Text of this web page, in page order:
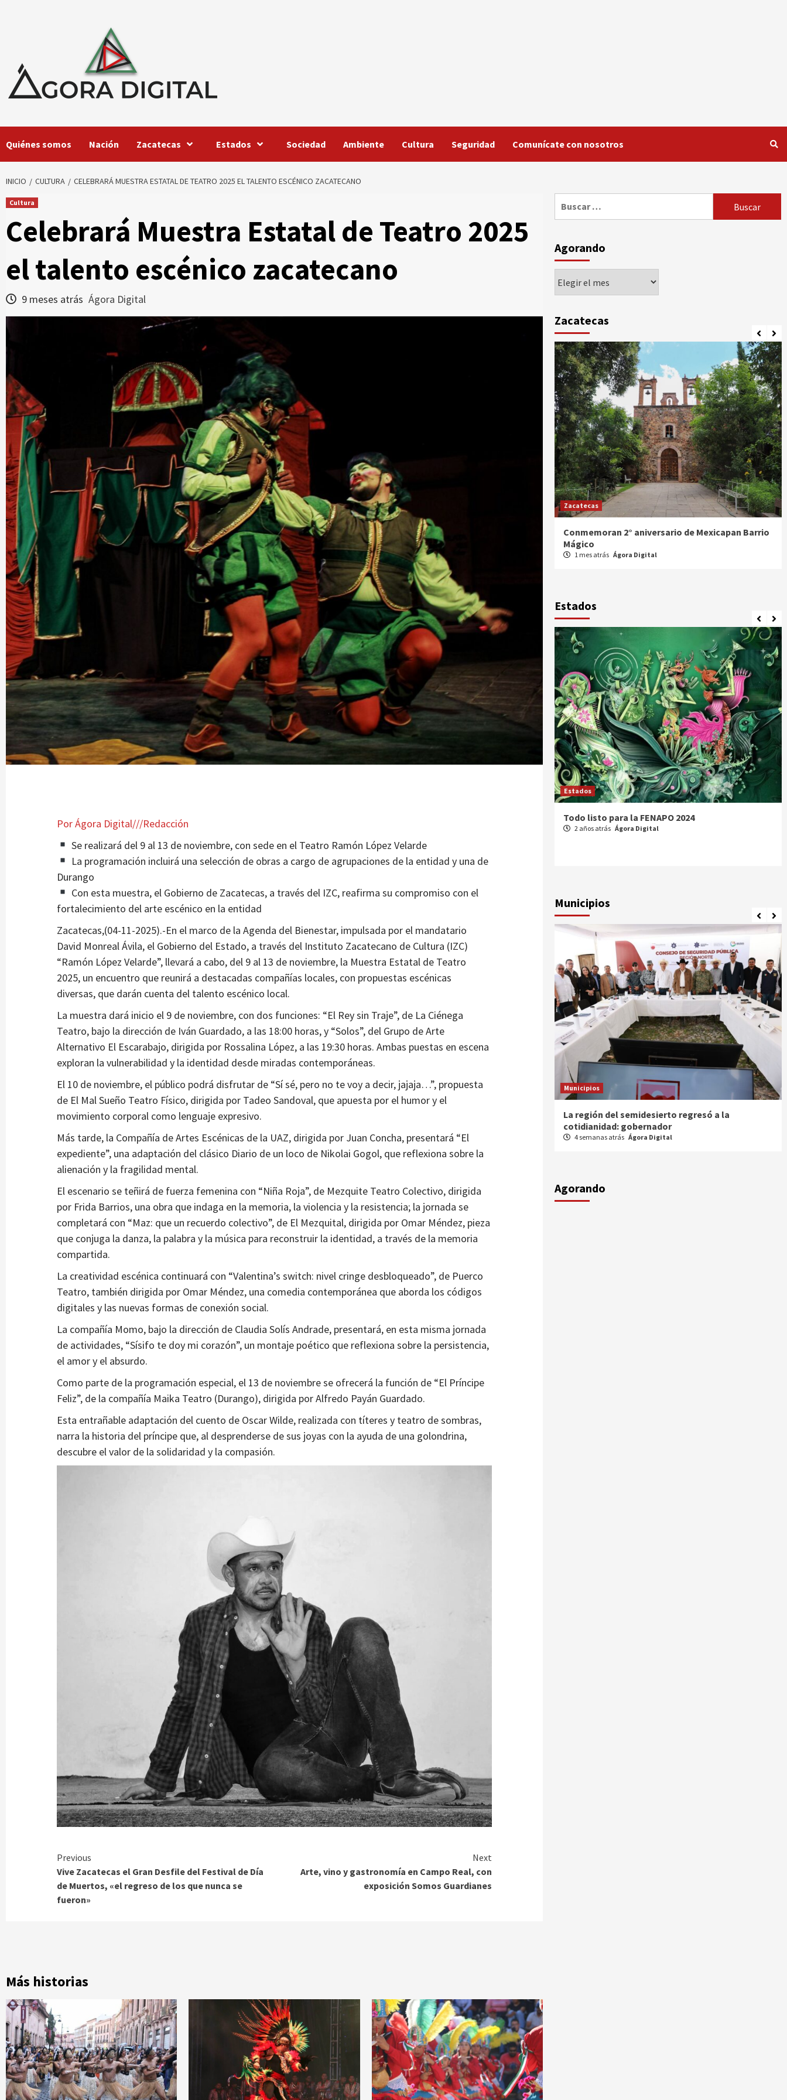
Quiénes somos Nación Zacatecas Estados Sociedad Ambiente Cultura Seguridad Comunícate con nosotros
INICIO CULTURA CELEBRARÁ MUESTRA ESTATAL DE TEATRO 2025 EL TALENTO ESCÉNICO ZACATECANO
Cultura
Celebrará Muestra Estatal de Teatro 2025
el talento escénico zacatecano
9 meses atrás Ágora Digital
Por Ágora Digital///Redacción
Se realizará del 9 al 13 de noviembre, con sede en el Teatro Ramón López Velarde
La programación incluirá una selección de obras a cargo de agrupaciones de la entidad y una de
Durango
Con esta muestra, el Gobierno de Zacatecas, a través del IZC, reafirma su compromiso con el
fortalecimiento del arte escénico en la entidad
Zacatecas,(04-11-2025).-En el marco de la Agenda del Bienestar, impulsada por el mandatario
David Monreal Ávila, el Gobierno del Estado, a través del Instituto Zacatecano de Cultura (IZC)
“Ramón López Velarde”, llevará a cabo, del 9 al 13 de noviembre, la Muestra Estatal de Teatro
2025, un encuentro que reunirá a destacadas compañías locales, con propuestas escénicas
diversas, que darán cuenta del talento escénico local.
La muestra dará inicio el 9 de noviembre, con dos funciones: “El Rey sin Traje”, de La Ciénega
Teatro, bajo la dirección de Iván Guardado, a las 18:00 horas, y “Solos”, del Grupo de Arte
Alternativo El Escarabajo, dirigida por Rossalina López, a las 19:30 horas. Ambas puestas en escena
exploran la vulnerabilidad y la identidad desde miradas contemporáneas.
El 10 de noviembre, el público podrá disfrutar de “Sí sé, pero no te voy a decir, jajaja…”, propuesta
de El Mal Sueño Teatro Físico, dirigida por Tadeo Sandoval, que apuesta por el humor y el
movimiento corporal como lenguaje expresivo.
Más tarde, la Compañía de Artes Escénicas de la UAZ, dirigida por Juan Concha, presentará “El
expediente”, una adaptación del clásico Diario de un loco de Nikolai Gogol, que reflexiona sobre la
alienación y la fragilidad mental.
El escenario se teñirá de fuerza femenina con “Niña Roja”, de Mezquite Teatro Colectivo, dirigida
por Frida Barrios, una obra que indaga en la memoria, la violencia y la resistencia; la jornada se
completará con “Maz: que un recuerdo colectivo”, de El Mezquital, dirigida por Omar Méndez, pieza
que conjuga la danza, la palabra y la música para reconstruir la identidad, a través de la memoria
compartida.
La creatividad escénica continuará con “Valentina’s switch: nivel cringe desbloqueado”, de Puerco
Teatro, también dirigida por Omar Méndez, una comedia contemporánea que aborda los códigos
digitales y las nuevas formas de conexión social.
La compañía Momo, bajo la dirección de Claudia Solís Andrade, presentará, en esta misma jornada
de actividades, “Sísifo te doy mi corazón”, un montaje poético que reflexiona sobre la persistencia,
el amor y el absurdo.
Como parte de la programación especial, el 13 de noviembre se ofrecerá la función de “El Príncipe
Feliz”, de la compañía Maika Teatro (Durango), dirigida por Alfredo Payán Guardado.
Esta entrañable adaptación del cuento de Oscar Wilde, realizada con títeres y teatro de sombras,
narra la historia del príncipe que, al desprenderse de sus joyas con la ayuda de una golondrina,
descubre el valor de la solidaridad y la compasión.
Continue
Reading
Previous
Vive Zacatecas el Gran Desfile del Festival de Día
de Muertos, «el regreso de los que nunca se
fueron»
Next
Arte, vino y gastronomía en Campo Real, con
exposición Somos Guardianes
Más historias
Agorando
Zacatecas
Plácido
Zacatecas
Mejora JIAPAZ medición de agua domiciliaria
2 semanas atrás Ágora Digital
Zacatecas
Conmemoran 2° aniversario de Mexicapan Barrio
Mágico
1 mes atrás Ágora Digital
Zacatecas
Celebran XX Cabalgata Toma de Zacatecas
1 mes atrás
Estados
Consolidarán Tren Maya con Plan Campeche
2 años atrás Ágora Digital
Estados
Comparte Cecytez estrategias para mejora
académica en Tamaulipas
Municipios
Municipios
Inaugura gobernador tramo carretero y sistema
2 semanas atrás Ágora Digital
Municipios
4 semanas atrás Ágora Digital
Municipios
Entrega gobernador a productores 100 mdp en
semilla
1 mes atrás Ágora Digital
Agorando